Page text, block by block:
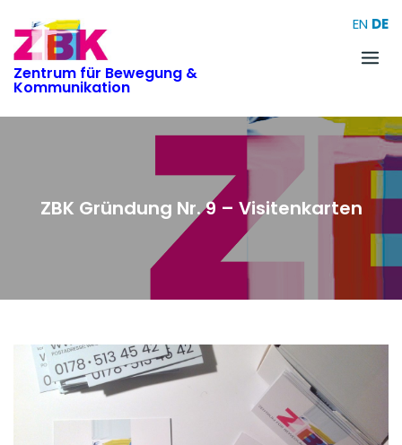
content
Zentrum für Bewegung &
Kommunikation
ZBK Gründung Nr. 9 – Visitenkarten
EN DE